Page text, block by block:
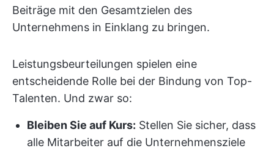
Beiträge mit den Gesamtzielen des
Unternehmens in Einklang zu bringen.
Leistungsbeurteilungen spielen eine
entscheidende Rolle bei der Bindung von Top-
Talenten. Und zwar so:
Bleiben Sie auf Kurs: Stellen Sie sicher, dass
alle Mitarbeiter auf die Unternehmensziele